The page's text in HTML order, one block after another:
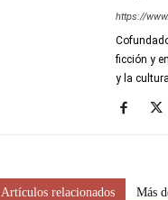
https://
ficción y
y la
Artículos relacionados Más